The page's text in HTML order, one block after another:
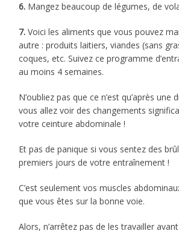
6. Mangez beaucoup de légumes, de
7. Voici les aliments que vous pouvez
autre : produits laitiers, viandes (sans
coques, etc. Suivez ce programme
au moins 4 semaines.
N’oubliez pas que ce n’est qu’après une
vous allez voir des changements
votre ceinture abdominale !
Et pas de panique si vous sentez des
premiers jours de votre entraînement !
C’est seulement vos muscles
que vous êtes sur la bonne voie.
Alors, n’arrêtez pas de les travailler